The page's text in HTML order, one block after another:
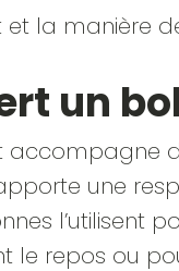
et la manière
un
accompagne
une
l’utilisent
le repos ou